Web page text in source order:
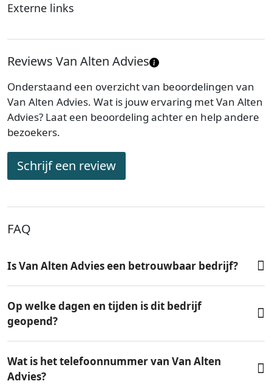
Externe links
Reviews Van Alten Advies
Onderstaand een overzicht van beoordelingen van
Van Alten Advies. Wat is jouw ervaring met Van Alten
Advies? Laat een beoordeling achter en help andere
bezoekers.
Schrijf een review
FAQ
Is Van Alten Advies een betrouwbaar bedrijf?
Op welke dagen en tijden is dit bedrijf
geopend?
Wat is het telefoonnummer van Van Alten
Advies?